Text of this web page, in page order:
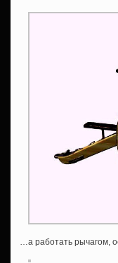
…а работать рычагом,